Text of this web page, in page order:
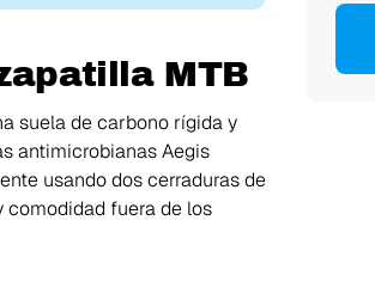
MTB
suela de carbono rígida y
antimicrobianas Aegis
usando dos cerraduras de
comodidad fuera de los